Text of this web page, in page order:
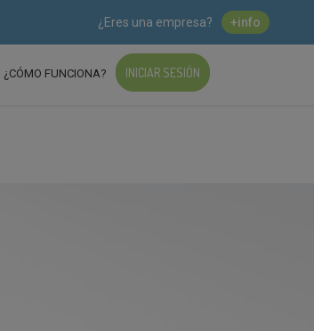
¿Eres una empresa? +info
¿CÓMO FUNCIONA? INICIAR SESIÓN